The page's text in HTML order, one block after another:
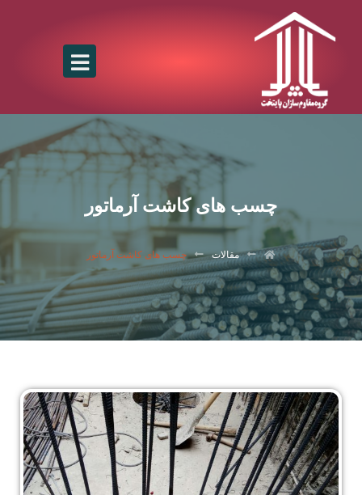
چسب های کاشت آرماتور
مقالات چسب های کاشت آرماتور